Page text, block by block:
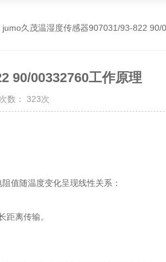
jumo久茂温湿度传感器907031/93-822 90/
90/00332760工作原理
数： 323次
值随温度变化呈现线性关系：
离传输。